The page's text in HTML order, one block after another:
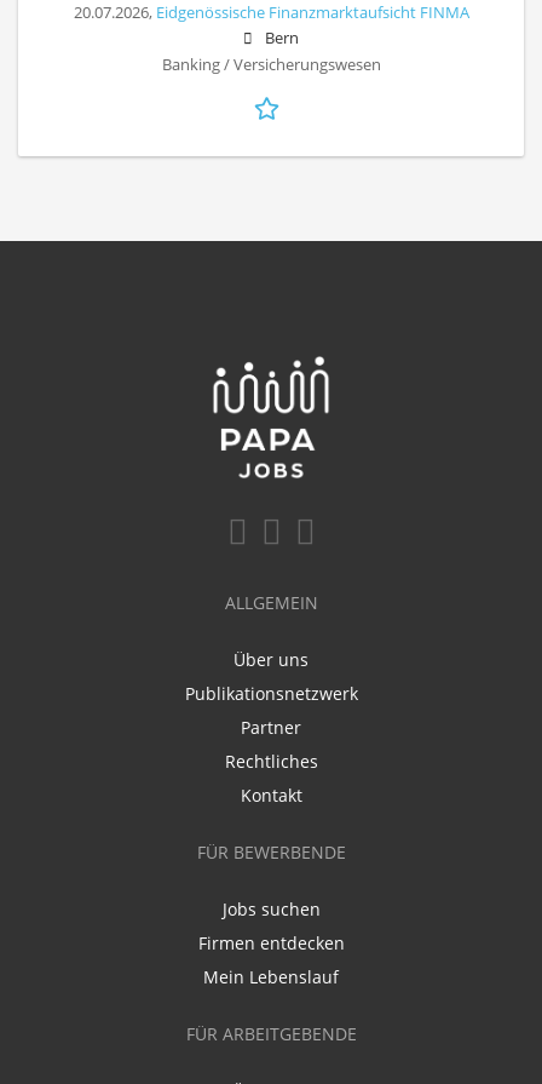
20.07.2026, Eidgenössische Finanzmarktaufsicht FINMA
Bern
Banking / Versicherungswesen
ALLGEMEIN
Über uns
Publikationsnetzwerk
Partner
Rechtliches
Kontakt
FÜR BEWERBENDE
Jobs suchen
Firmen entdecken
Mein Lebenslauf
FÜR ARBEITGEBENDE